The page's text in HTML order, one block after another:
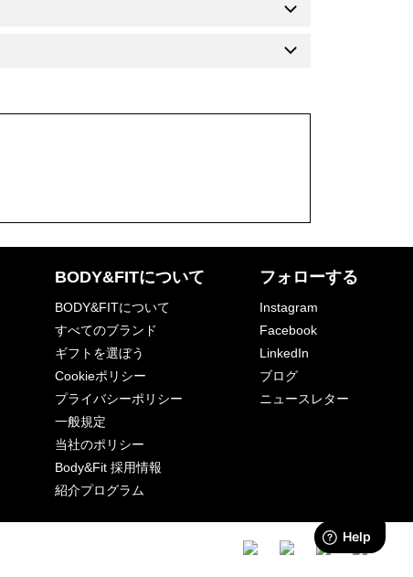
BODY&FITについて
BODY&FITについて
すべてのブランド
ギフトを選ぼう
Cookieポリシー
プライバシーポリシー
一般規定
当社のポリシー
Body&Fit 採用情報
紹介プログラム
フォローする
Instagram
Facebook
LinkedIn
ブログ
ニュースレター